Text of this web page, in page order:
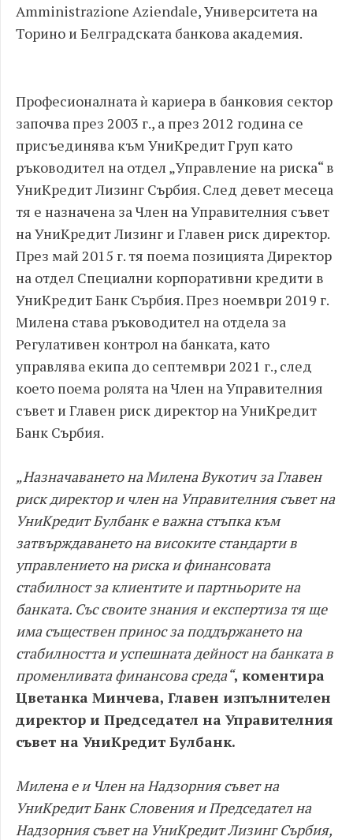
Amministrazione Aziendale, Университета на
Торино и Белградската банкова академия.
Професионалната ѝ кариера в банковия сектор
започва през 2003 г., а през 2012 година се
присъединява към УниКредит Груп като
ръководител на отдел „Управление на риска“ в
УниКредит Лизинг Сърбия. След девет месеца
тя е назначена за Член на Управителния съвет
на УниКредит Лизинг и Главен риск директор.
През май 2015 г. тя поема позицията Директор
на отдел Специални корпоративни кредити в
УниКредит Банк Сърбия. През ноември 2019 г.
Милена става ръководител на отдела за
Регулативен контрол на банката, като
управлява екипа до септември 2021 г., след
което поема ролята на Член на Управителния
съвет и Главен риск директор на УниKредит
Банк Сърбия.
„Назначаването на Милена Вукотич за Главен
риск директор и член на Управителния съвет на
УниКредит Булбанк е важна стъпка към
затвърждаването на високите стандарти в
управлението на риска и финансовата
стабилност за клиентите и партньорите на
банката. Със своите знания и експертиза тя ще
има съществен принос за поддържането на
стабилността и успешната дейност на банката в
променливата финансова среда“, коментира
Цветанка Минчева, Главен изпълнителен
директор и Председател на Управителния
съвет на УниКредит Булбанк.
Милена е и Член на Надзорния съвет на
УниКредит Банк Словения и Председател на
Надзорния съвет на УниКредит Лизинг Сърбия,